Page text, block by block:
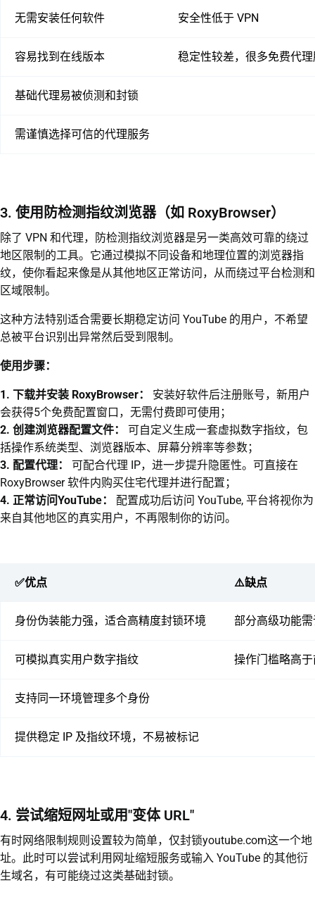
无需安装任何软件 安全性低于 VPN
容易找到在线版本 稳定性较差，很多免费代
基础代理易被侦测和封锁
需谨慎选择可信的代理服务
3. 使用防检测指纹浏览器（如 RoxyBrowser）
除了 VPN 和代理，防检测指纹浏览器是另一类高效可靠的绕过
地区限制的工具。它通过模拟不同设备和地理位置的浏览器指
纹，使你看起来像是从其他地区正常访问，从而绕过平台检测和
区域限制。
这种方法特别适合需要长期稳定访问 YouTube 的用户，不希望
总被平台识别出异常然后受到限制。
使用步骤：
1. 下载并安装 RoxyBrowser：
安装好软件后注册账号，新用户
会获得5个免费配置窗口，无需付费即可使用；
2. 创建浏览器配置文件：
可自定义生成一套虚拟数字指纹，包
括操作系统类型、浏览器版本、屏幕分辨率等参数；
3. 配置代理：
可配合代理 IP，进一步提升隐匿性。可直接在
RoxyBrowser 软件内购买住宅代理并进行配置；
4. 正常访问YouTube：
配置成功后访问 YouTube, 平台将视你为
来自其他地区的真实用户，不再限制你的访问。
✅优点 ⚠️缺点
身份伪装能力强，适合高精度封锁环境 部分高级功能
可模拟真实用户数字指纹 操作门槛略高
支持同一环境管理多个身份
提供稳定 IP 及指纹环境，不易被标记
4. 尝试缩短网址或用"变体 URL"
有时网络限制规则设置较为简单，仅封锁youtube.com这一个地
址。此时可以尝试利用网址缩短服务或输入 YouTube 的其他衍
生域名，有可能绕过这类基础封锁。